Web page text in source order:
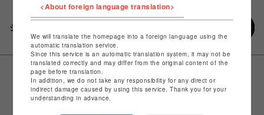
シェアする
<About foreign language translation>
We will translate the homepage into a foreign language using the
automatic translation service.
Since this service is an automatic translation system, it may not be
translated correctly and may differ from the original content of the
page before translation.
In addition, we do not take any responsibility for any direct or
indirect damage caused by using this service. Thank you for your
understanding in advance.